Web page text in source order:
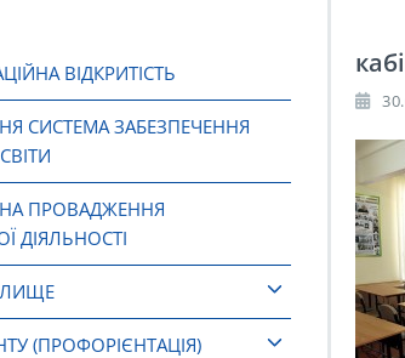
ВІДКРИТІСТЬ
СИСТЕМА ЗАБЕЗПЕЧЕННЯ
НА ПРОВАДЖЕННЯ
ДІЯЛЬНОСТІ
(ПРОФОРІЄНТАЦІЯ)